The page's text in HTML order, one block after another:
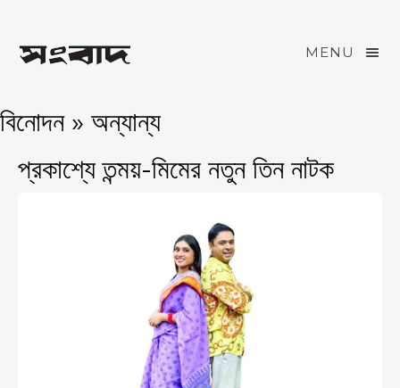
MENU
বিনোদন » অন্যান্য
প্রকাশ্যে তন্ময়-মিমের নতুন তিন নাটক